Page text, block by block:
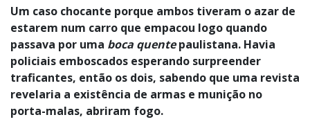
Um caso chocante porque ambos tiveram o azar de
estarem num carro que empacou logo quando
passava por uma boca quentepaulistana. Havia
policiais emboscados esperando surpreender
traficantes, então os dois, sabendo que uma revista
revelaria a existência de armas e munição no
porta-malas, abriram fogo.